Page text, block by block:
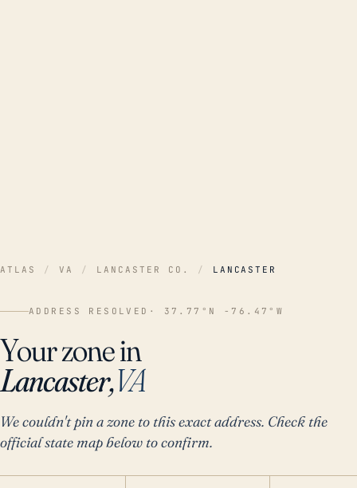
ATLAS / VA / LANCASTER CO. / LANCASTER
ADDRESS RESOLVED · 37.77°N -76.47°W
Your zone in
Lancaster,VA
We couldn't pin a zone to this exact address. Check the
official state map below to confirm.